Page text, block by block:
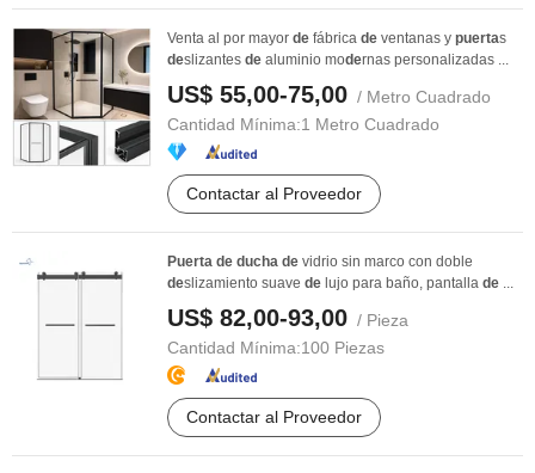
Venta al por mayor de fábrica de ventanas y puertas
deslizantes de aluminio modernas personalizadas ...
US$ 55,00-75,00 / Metro Cuadrado
Cantidad Mínima:1 Metro Cuadrado
Contactar al Proveedor
Puerta de ducha de vidrio sin marco con doble
deslizamiento suave de lujo para baño, pantalla de ...
US$ 82,00-93,00 / Pieza
Cantidad Mínima:100 Piezas
Contactar al Proveedor